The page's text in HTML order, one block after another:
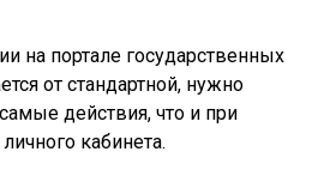
на портале государственных
от стандартной, нужно
действия, что и при
кабинета.